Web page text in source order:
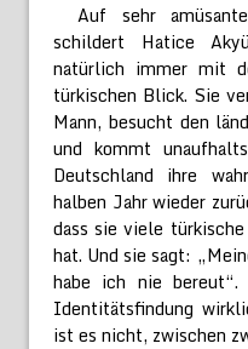
Auf sehr
schildert Hatice
natürlich immer mit
türkischen Blick. Sie
Mann, besucht den
und kommt
Deutschland ihre
halben Jahr wieder
dass sie viele
hat. Und sie sagt:
habe ich nie
Identitätsfindung
ist es nicht, zwischen